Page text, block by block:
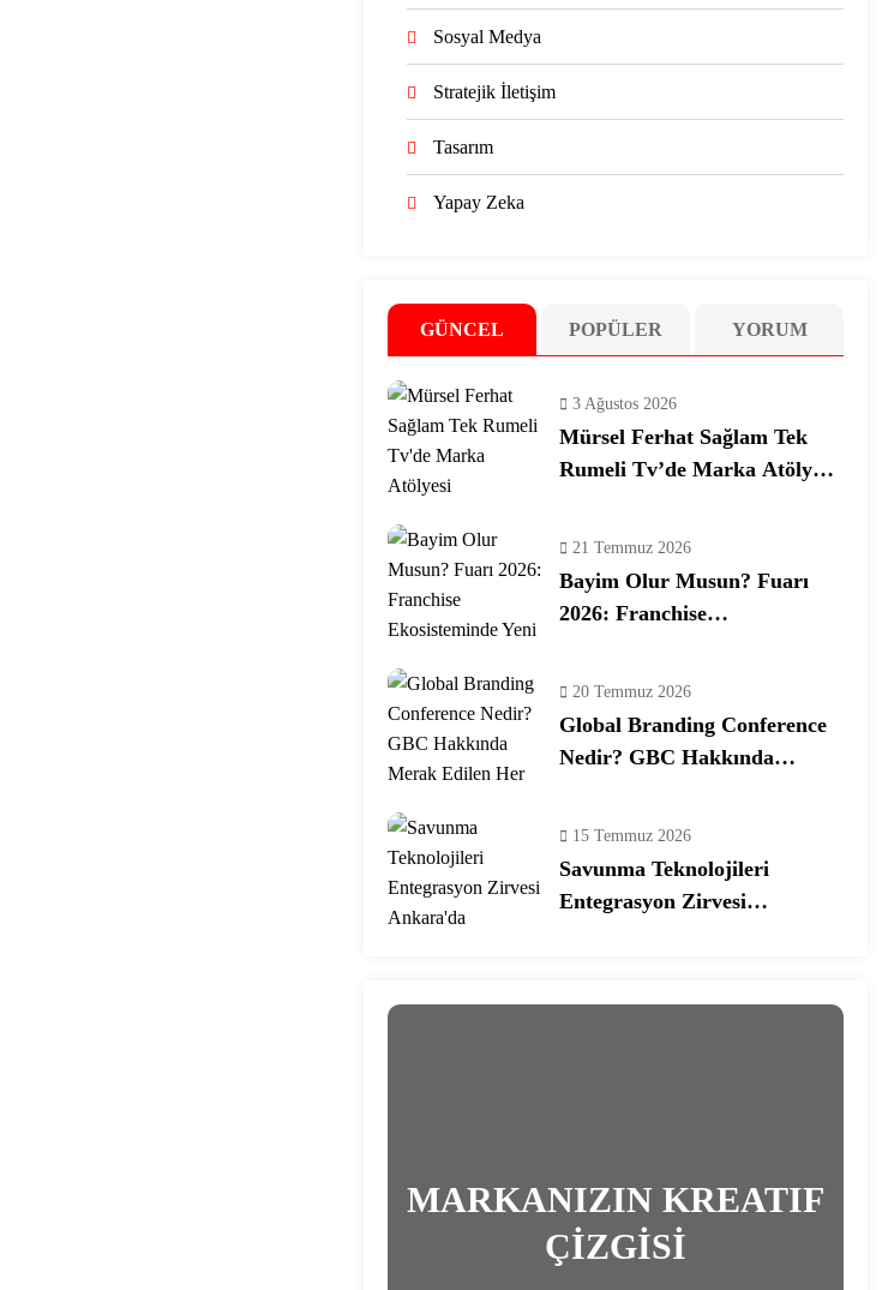
Sosyal Medya
Stratejik İletişim
Tasarım
Yapay Zeka
GÜNCEL POPÜLER YORUM
3 Ağustos 2026
Mürsel Ferhat Sağlam Tek
Rumeli Tv’de Marka Atölyesi
21 Temmuz 2026
Bayim Olur Musun? Fuarı
2026: Franchise
20 Temmuz 2026
Global Branding Conference
Nedir? GBC Hakkında
15 Temmuz 2026
Savunma Teknolojileri
Entegrasyon Zirvesi
MARKANIZIN KREATIF
ÇİZGİSİ